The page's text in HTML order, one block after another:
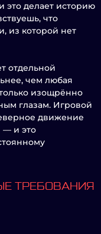
это делает историю
что
из которой нет
отдельной
чем любая
изощрённо
глазам. Игровой
движение
— и это
ТРЕБОВАНИЯ